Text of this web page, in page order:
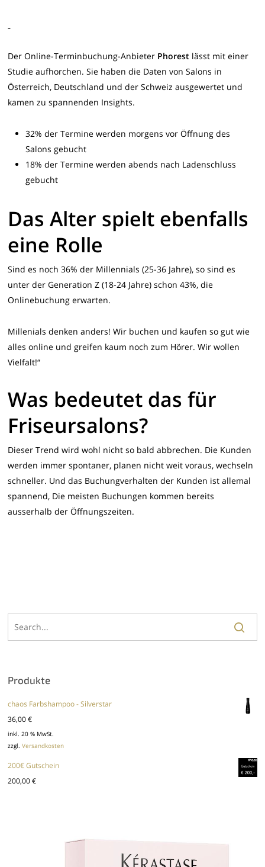
Der Online-Terminbuchung-Anbieter Phorest lässt mit einer
Studie aufhorchen. Sie haben die Daten von Salons in
Österreich, Deutschland und der Schweiz ausgewertet und
kamen zu spannenden Insights.
32% der Termine werden morgens vor Öffnung des
Salons gebucht
18% der Termine werden abends nach Ladenschluss
gebucht
Das Alter spielt ebenfalls
eine Rolle
Sind es noch 36% der Millennials (25-36 Jahre), so sind es
unter der Generation Z (18-24 Jahre) schon 43%, die
Onlinebuchung erwarten.
Millenials denken anders! Wir buchen und kaufen so gut wie
alles online und greifen kaum noch zum Hörer. Wir wollen
Vielfalt!“
Was bedeutet das für
Friseursalons?
Dieser Trend wird wohl nicht so bald abbrechen. Die Kunden
werden immer spontaner, planen nicht weit voraus, wechseln
schneller. Und das Buchungverhalten der Kunden ist allemal
spannend, Die meisten Buchungen kommen bereits
ausserhalb der Öffnungszeiten.
Produkte
chaos Farbshampoo - Silverstar
36,00€
inkl. 20 % MwSt.
zzgl.Versandkosten
200€ Gutschein
200,00€